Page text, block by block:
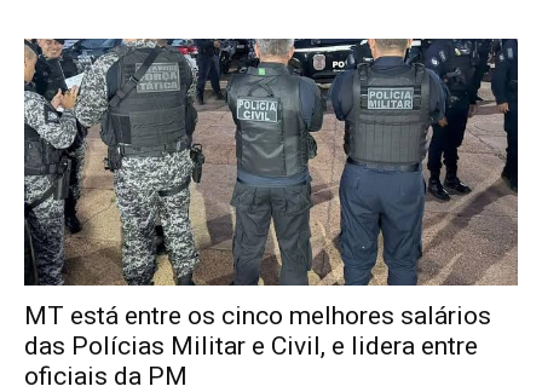
MT está entre os cinco melhores salários
das Polícias Militar e Civil, e lidera entre
oficiais da PM